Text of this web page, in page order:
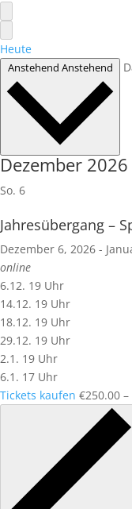
Heute
Anstehend Anstehend
Dezember 2026
So. 6
Jahresübergang –
Dezember 6, 2026 -
online
6.12. 19 Uhr
14.12. 19 Uhr
18.12. 19 Uhr
29.12. 19 Uhr
2.1. 19 Uhr
6.1. 17 Uhr
Tickets kaufen €250.00